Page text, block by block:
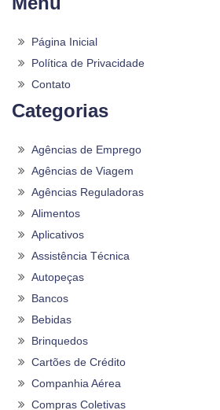
Página Inicial
Política de Privacidade
Contato
Categorias
Agências de Emprego
Agências de Viagem
Agências Reguladoras
Alimentos
Aplicativos
Assistência Técnica
Autopeças
Bancos
Bebidas
Brinquedos
Cartões de Crédito
Companhia Aérea
Compras Coletivas